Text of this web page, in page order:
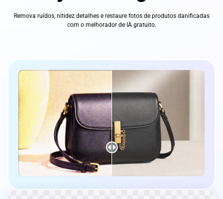
Remova ruídos, nitidez detalhes e restaure fotos de produtos danificadas
com o melhorador de IA gratuito.